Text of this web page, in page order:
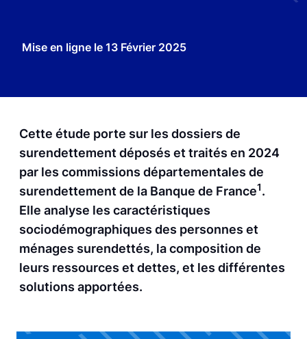
Mise en ligne le 13 Février 2025
Cette étude porte sur les dossiers de
surendettement déposés et traités en 2024
par les commissions départementales de
surendettement de la Banque de France1.
Elle analyse les caractéristiques
sociodémographiques des personnes et
ménages surendettés, la composition de
leurs ressources et dettes, et les différentes
solutions apportées.